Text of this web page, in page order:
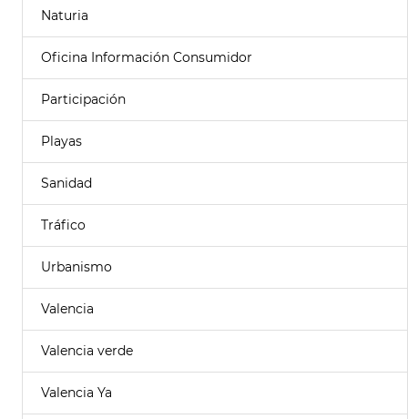
Naturia
Oficina Información Consumidor
Participación
Playas
Sanidad
Tráfico
Urbanismo
Valencia
Valencia verde
Valencia Ya